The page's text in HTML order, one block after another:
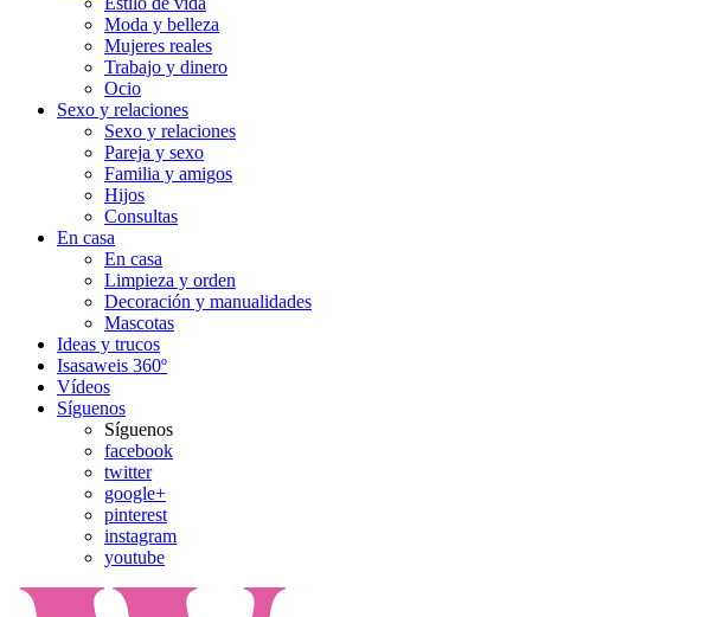
Moda y belleza
Mujeres reales
Trabajo y dinero
Ocio
Sexo y relaciones
Sexo y relaciones
Pareja y sexo
Familia y amigos
Hijos
Consultas
En casa
En casa
Limpieza y orden
Decoración y manualidades
Mascotas
Ideas y trucos
Isasaweis 360º
Vídeos
Síguenos
Síguenos
facebook
twitter
google+
pinterest
instagram
youtube